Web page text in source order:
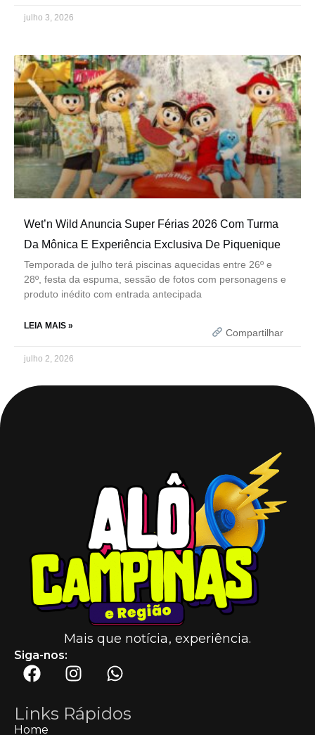
julho 3, 2026
Wet’n Wild Anuncia Super Férias 2026 Com Turma
Da Mônica E Experiência Exclusiva De Piquenique
Temporada de julho terá piscinas aquecidas entre 26º e
28º, festa da espuma, sessão de fotos com personagens e
produto inédito com entrada antecipada
LEIA MAIS »
Compartilhar
julho 2, 2026
Mais que notícia, experiência.
Siga-nos:
Links Rápidos
Home